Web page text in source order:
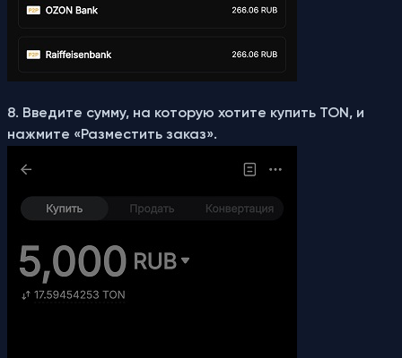
8. Введите сумму, на которую хотите купить TON, и
нажмите «Разместить заказ».